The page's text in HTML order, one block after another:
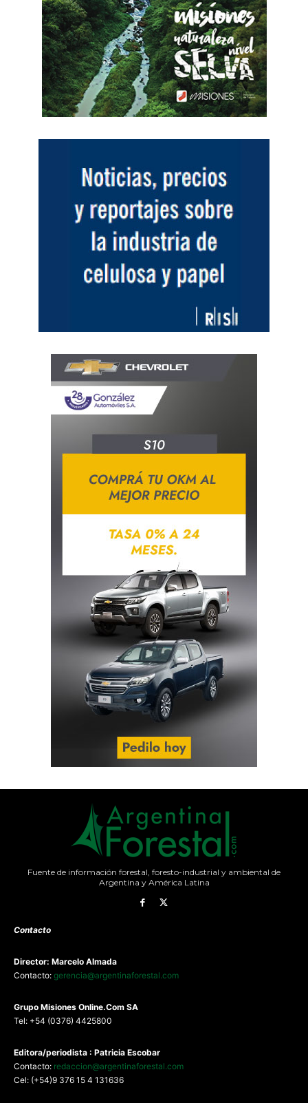
Fuente de información forestal, foresto-industrial y ambiental de
Argentina y América Latina
Contacto
Director: Marcelo Almada
Contacto: gerencia@argentinaforestal.com
Grupo Misiones Online.Com SA
Tel: +54 (0376) 4425800
Editora/periodista : Patricia Escobar
Contacto: redaccion@argentinaforestal.com
Cel: (+54)9 376 15 4 131636